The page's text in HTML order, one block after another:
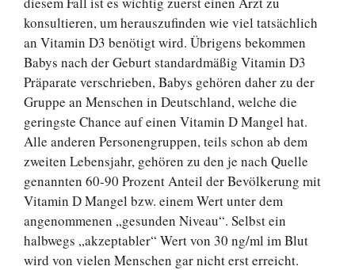
konsultieren, um herauszufinden wie viel tatsächlich
an Vitamin D3 benötigt wird. Übrigens bekommen
Babys nach der Geburt standardmäßig Vitamin D3
Präparate verschrieben, Babys gehören daher zu der
Gruppe an Menschen in Deutschland, welche die
geringste Chance auf einen Vitamin D Mangel hat.
Alle anderen Personengruppen, teils schon ab dem
zweiten Lebensjahr, gehören zu den je nach Quelle
genannten 60-90 Prozent Anteil der Bevölkerung mit
Vitamin D Mangel bzw. einem Wert unter dem
angenommenen „gesunden Niveau“. Selbst ein
halbwegs „akzeptabler“ Wert von 30 ng/ml im Blut
wird von vielen Menschen gar nicht erst erreicht.